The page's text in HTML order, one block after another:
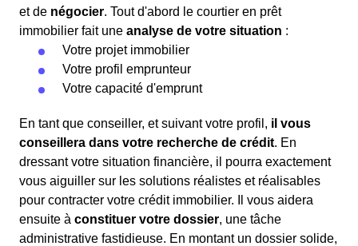
et de négocier. Tout d'abord le courtier en prêt
immobilier fait une analyse de votre situation :
Votre projet immobilier
Votre profil emprunteur
Votre capacité d'emprunt
En tant que conseiller, et suivant votre profil, il vous
conseillera dans votre recherche de crédit. En
dressant votre situation financière, il pourra exactement
vous aiguiller sur les solutions réalistes et réalisables
pour contracter votre crédit immobilier. Il vous aidera
ensuite à constituer votre dossier, une tâche
administrative fastidieuse. En montant un dossier solide,